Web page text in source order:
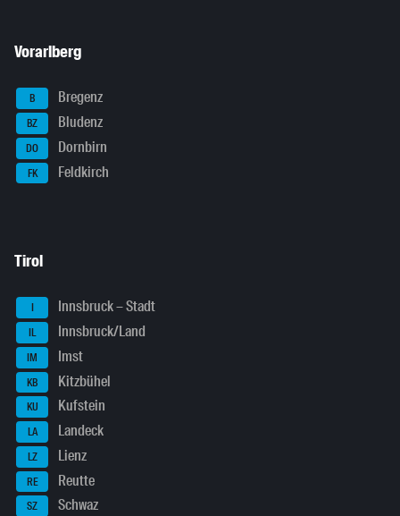
Vorarlberg
B Bregenz
BZ Bludenz
DO Dornbirn
FK Feldkirch
Tirol
I Innsbruck – Stadt
IL Innsbruck/Land
IM Imst
KB Kitzbühel
KU Kufstein
LA Landeck
LZ Lienz
RE Reutte
SZ Schwaz